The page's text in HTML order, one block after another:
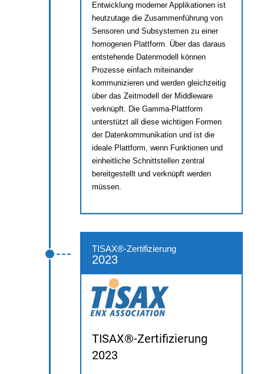
Entwicklung moderner Applikationen ist
heutzutage die Zusammenführung von
Sensoren und Subsystemen zu einer
homogenen Plattform. Über das daraus
entstehende Datenmodell können
Prozesse einfach miteinander
kommunizieren und werden gleichzeitig
über das Zeitmodell der Middleware
verknüpft. Die Gamma-Plattform
unterstützt all diese wichtigen Formen
der Datenkommunikation und ist die
ideale Plattform, wenn Funktionen und
einheitliche Schnittstellen zentral
bereitgestellt und verknüpft werden
müssen.
TISAX®-Zertifizierung
2023
TISAX®-Zertifizierung
2023